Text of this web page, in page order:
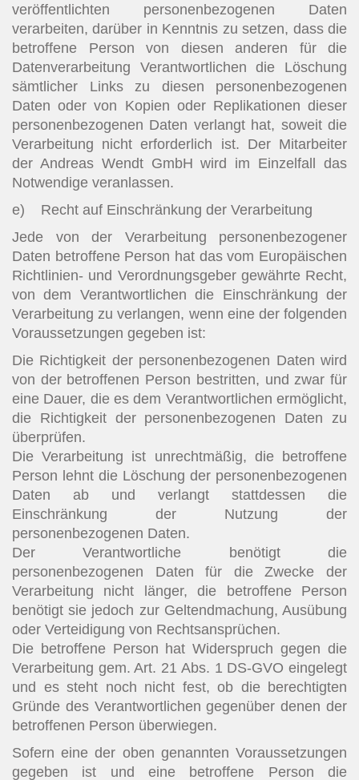
veröffentlichten personenbezogenen Daten
verarbeiten, darüber in Kenntnis zu setzen, dass die
betroffene Person von diesen anderen für die
Datenverarbeitung Verantwortlichen die Löschung
sämtlicher Links zu diesen personenbezogenen
Daten oder von Kopien oder Replikationen dieser
personenbezogenen Daten verlangt hat, soweit die
Verarbeitung nicht erforderlich ist. Der Mitarbeiter
der Andreas Wendt GmbH wird im Einzelfall das
Notwendige veranlassen.
e) Recht auf Einschränkung der Verarbeitung
Jede von der Verarbeitung personenbezogener
Daten betroffene Person hat das vom Europäischen
Richtlinien- und Verordnungsgeber gewährte Recht,
von dem Verantwortlichen die Einschränkung der
Verarbeitung zu verlangen, wenn eine der folgenden
Voraussetzungen gegeben ist:
Die Richtigkeit der personenbezogenen Daten wird
von der betroffenen Person bestritten, und zwar für
eine Dauer, die es dem Verantwortlichen ermöglicht,
die Richtigkeit der personenbezogenen Daten zu
überprüfen.
Die Verarbeitung ist unrechtmäßig, die betroffene
Person lehnt die Löschung der personenbezogenen
Daten ab und verlangt stattdessen die
Einschränkung der Nutzung der
personenbezogenen Daten.
Der Verantwortliche benötigt die
personenbezogenen Daten für die Zwecke der
Verarbeitung nicht länger, die betroffene Person
benötigt sie jedoch zur Geltendmachung, Ausübung
oder Verteidigung von Rechtsansprüchen.
Die betroffene Person hat Widerspruch gegen die
Verarbeitung gem. Art. 21 Abs. 1 DS-GVO eingelegt
und es steht noch nicht fest, ob die berechtigten
Gründe des Verantwortlichen gegenüber denen der
betroffenen Person überwiegen.
Sofern eine der oben genannten Voraussetzungen
gegeben ist und eine betroffene Person die